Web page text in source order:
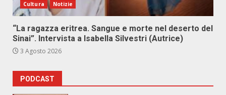
Cultura Notizie
“La ragazza eritrea. Sangue e morte nel deserto del
Sinai”. Intervista a Isabella Silvestri (Autrice)
3 Agosto 2026
PODCAST